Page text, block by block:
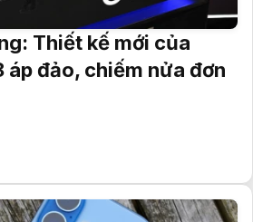
Thiết kế mới của
áp đảo, chiếm nửa đơn